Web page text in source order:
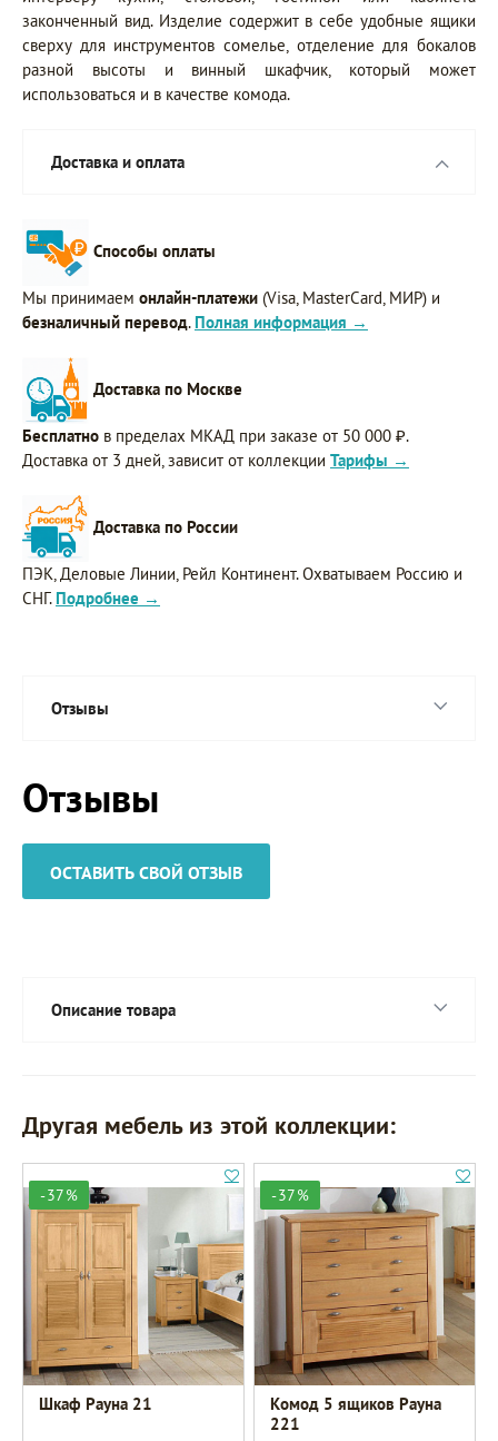
законченный вид. Изделие содержит в себе удобные ящики
сверху для инструментов сомелье, отделение для бокалов
разной высоты и винный шкафчик, который может
использоваться и в качестве комода.
Доставка и оплата
Способы оплаты
Мы принимаем онлайн-платежи (Visa, MasterCard, МИР) и
безналичный перевод. Полная информация →
Доставка по Москве
Бесплатно в пределах МКАД при заказе от 50 000 ₽.
Доставка от 3 дней, зависит от коллекции Тарифы →
Доставка по России
ПЭК, Деловые Линии, Рейл Континент. Охватываем Россию и
СНГ. Подробнее →
Отзывы
Отзывы
ОСТАВИТЬ СВОЙ ОТЗЫВ
Описание товара
Другая мебель из этой коллекции:
-37%
Шкаф Рауна 21
-37%
Комод 5 ящиков Рауна
221